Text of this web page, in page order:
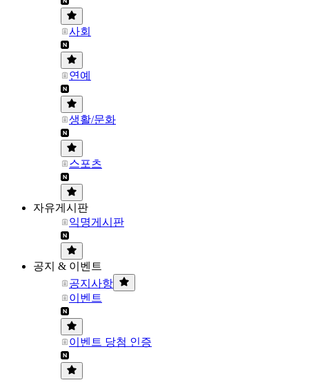
사회
연예
생활/문화
스포츠
자유게시판
익명게시판
공지 & 이벤트
공지사항
이벤트
이벤트 당첨 인증